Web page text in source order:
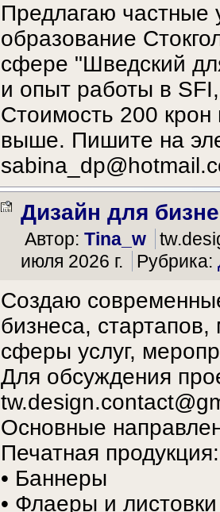
Предлагаю частные
образование
сфере "Шведский
и опыт работы в
Стоимость 200
выше. Пишите на
Дизайн для
Автор: Tina_w
июля 2026 г.
Рубрика:
Создаю
бизнеса,
сферы услуг,
Для обсуждения
Основные
Печатная продукция:
• Баннеры
• Флаеры и листовки